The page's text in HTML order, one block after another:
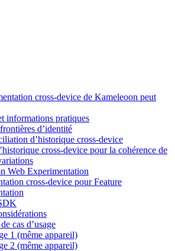
cross-device de Kameleoon peut
informations pratiques
d’identité
d’historique cross-device
cross-device pour la cohérence de
Web Experimentation
cross-device pour Feature
cas d’usage
1 (même appareil)
2 (même appareil)